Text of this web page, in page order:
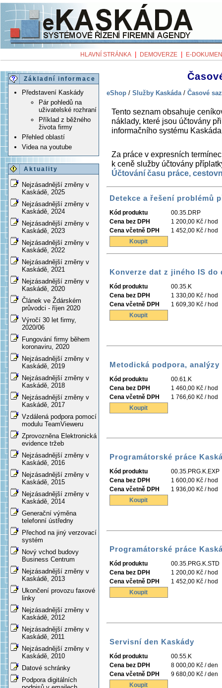
HLAVNÍ STRÁNKA DEMOVERZE E-
Základní informace
Představení Kaskády
Pár pohledů na
uživatelské rozhraní
Příklad z běžného
života firmy
Přehled oblastí
Videa na youtube
Aktuality
Nejzásadnější změny v
Kaskádě, 2025
Nejzásadnější změny v
Kaskádě, 2024
Nejzásadnější změny v
Kaskádě, 2023
Nejzásadnější změny v
Kaskádě, 2022
Nejzásadnější změny v
Kaskádě, 2021
Nejzásadnější změny v
Kaskádě, 2020
Článek ve Ždárském
průvodci - říjen 2020
Výročí 30 let firmy,
2020/06
Fungování firmy během
koronaviru, 2020
Nejzásadnější změny v
Kaskádě, 2019
Nejzásadnější změny v
Kaskádě, 2018
Nejzásadnější změny v
Kaskádě, 2017
Vzdálená podpora pomocí
modulu TeamVieweru
Zprovozněna Elektronická
evidence tržeb
Nejzásadnější změny v
Kaskádě, 2016
Nejzásadnější změny v
Kaskádě, 2015
Nejzásadnější změny v
Kaskádě, 2014
Generační výměna
telefonní ústředny
Přechod na jiný verzovací
systém
Nový vchod budovy
Business Centrum
Nejzásadnější změny v
Kaskádě, 2013
Ukončení provozu faxové
linky
Nejzásadnější změny v
Kaskádě, 2012
Nejzásadnější změny v
Kaskádě, 2011
Nejzásadnější změny v
Kaskádě, 2010
Datové schránky
Podpora digitálních
eShop / Služby Kaskáda / Časové
Tento seznam obsahuje
náklady, které jsou účtovány
informačního systému
Za práce v expresních
k ceně služby účtovány
Účtování času práce,
Detekce a řešení problémů
Kód produktu
00.35.DRP
Cena bez DPH
1 200,00 Kč / hod
Cena včetně DPH
1 452,00 Kč / hod
Koupit
Konverze dat z jiného IS do
Kód produktu
00.35.K
Cena bez DPH
1 330,00 Kč / hod
Cena včetně DPH
1 609,30 Kč / hod
Koupit
Metodická podpora, analýzy
Kód produktu
00.61.K
Cena bez DPH
1 460,00 Kč / hod
Cena včetně DPH
1 766,60 Kč / hod
Koupit
Programátorské práce
Kód produktu
00.35.PRG.K.EXP
Cena bez DPH
1 600,00 Kč / hod
Cena včetně DPH
1 936,00 Kč / hod
Koupit
Programátorské práce
Kód produktu
00.35.PRG.K.STD
Cena bez DPH
1 200,00 Kč / hod
Cena včetně DPH
1 452,00 Kč / hod
Koupit
Servisní den Kaskády
Kód produktu
00.55.K
Cena bez DPH
8 000,00 Kč / den
Cena včetně DPH
9 680,00 Kč / den
Koupit